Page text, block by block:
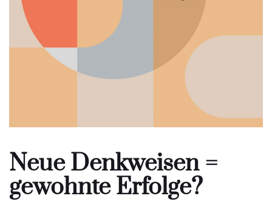
Neue Denkweisen =
gewohnte Erfolge?